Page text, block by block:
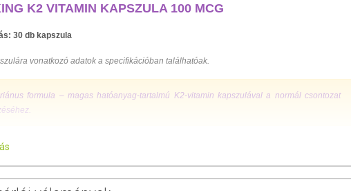
K2 VITAMIN KAPSZULA 100 ΜCG
30 db kapszula
vonatkozó adatok a specifikációban találhatóak.
formula – magas hatóanyag-tartalmú K2-vitamin kapszulával a normál csontozat
története:
nyugati civilizációtól távol élő primitív népeket a legtöbb modern emberhez képest. Price